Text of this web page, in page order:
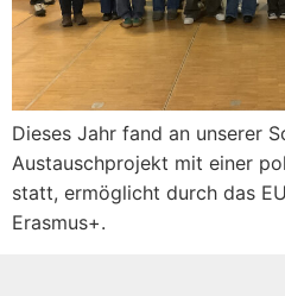
Dieses Jahr fand an unserer
Austauschprojekt mit einer
statt, ermöglicht durch das
Erasmus+.